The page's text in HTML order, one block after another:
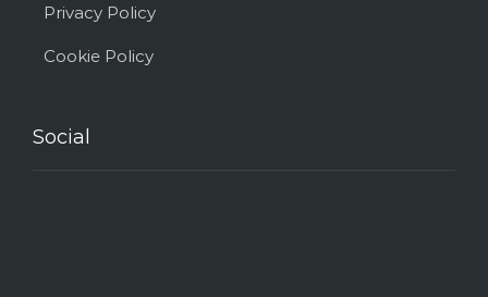
Privacy Policy
Cookie Policy
Social